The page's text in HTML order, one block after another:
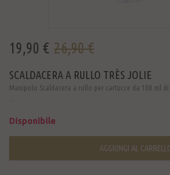
19,90 € 26,90 €
SCALDACERA A RULLO TRÈS JOLIE
Manipolo Scaldacera a rullo per cartucce da 100 ml
Disponibile
AGGIUNGI AL